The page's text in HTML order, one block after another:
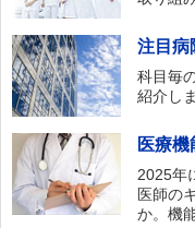
注目病
科目毎
紹介し
医療
2025年
医師の
か。機